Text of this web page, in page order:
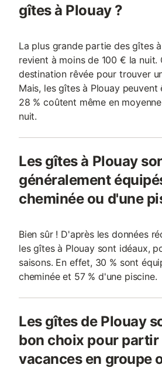
gîtes à Plouay ?
La plus grande partie des gîtes
revient à moins de 100 € la nuit.
destination rêvée pour trouver
Mais, les gîtes à Plouay peuvent
28 % coûtent même en
nuit.
Les gîtes à Plouay
généralement
cheminée ou d'une
Bien sûr ! D'après les données
les gîtes à Plouay sont idéaux,
saisons. En effet, 30 % sont
cheminée et 57 % d'une piscine.
Les gîtes de Plouay
bon choix pour partir
vacances en groupe